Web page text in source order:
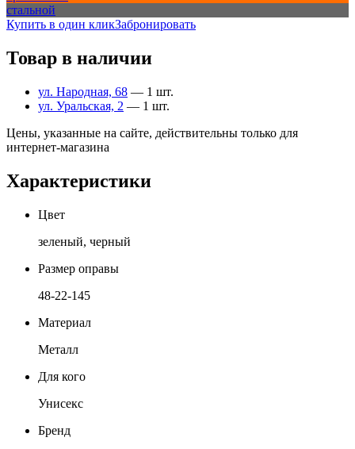
стальной
Купить в один кликЗабронировать
Товар в наличии
ул. Народная, 68 — 1 шт.
ул. Уральская, 2 — 1 шт.
Цены, указанные на сайте, действительны только для
интернет-магазина
Характеристики
Цвет
зеленый, черный
Размер оправы
48-22-145
Материал
Металл
Для кого
Унисекс
Бренд